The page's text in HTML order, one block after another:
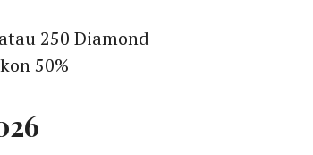
250 Diamond
50%